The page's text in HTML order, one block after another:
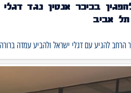
בכיכר אנטין נגד דגלי
תל אביב
הרחב להגיע עם דגלי ישראל ולהביע עמדה ברורה